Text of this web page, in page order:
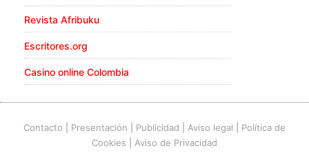
Revista Afribuku
Escritores.org
Casino online Colombia
Contacto Presentación Publicidad Aviso legal
Política de
Cookies
Aviso de Privacidad